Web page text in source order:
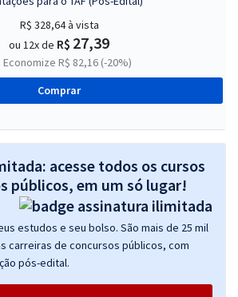
R$ 328,64à vista
ou 12x de R$ 27,39
Economize R$ 82,16 (-20%)
Comprar
acesse todos os cursos
públicos, em um só lugar!
estudos e seu bolso. São mais de 25 mil
carreiras de concursos públicos, com
pós-edital.